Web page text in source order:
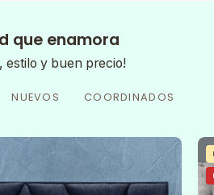
que enamora
estilo y buen precio!
NUEVOS COORDINADOS
Cobertor
Flannel
Con